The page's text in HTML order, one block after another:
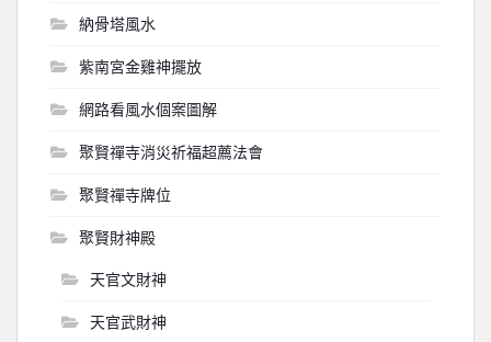
納骨塔風水
紫南宮金雞神擺放
網路看風水個案圖解
聚賢禪寺消災祈福超薦法會
聚賢禪寺牌位
聚賢財神殿
天官文財神
天官武財神